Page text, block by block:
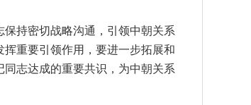
持密切战略沟通，引领中朝关系
重要引领作用，要进一步拓展和
志达成的重要共识，为中朝关系